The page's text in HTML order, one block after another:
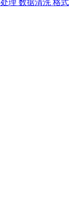
理 数据清洗 格式